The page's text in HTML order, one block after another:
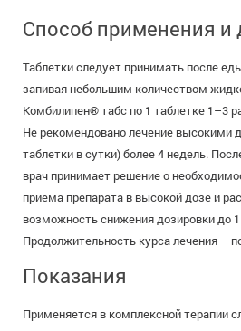
Способ применения и
Таблетки следует принимать после
запивая небольшим количеством
Комбилипен® табс по 1 таблетке 1–3
Не рекомендовано лечение высокими
таблетки в сутки) более 4 недель.
врач принимает решение о
приема препарата в высокой дозе и
возможность снижения дозировки до
Продолжительность курса лечения –
Показания
Применяется в комплексной терапии